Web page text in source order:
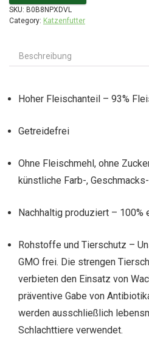
SKU: B0B8NPXDVL
Category: Katzenfutter
Beschreibung
Hoher Fleischanteil – 93%
Getreidefrei
Ohne Fleischmehl, ohne
künstliche Farb-,
Nachhaltig produziert – 100%
Rohstoffe und Tierschutz –
GMO frei. Die strengen
verbieten den Einsatz von
präventive Gabe von
werden ausschließlich
Schlachttiere verwendet.